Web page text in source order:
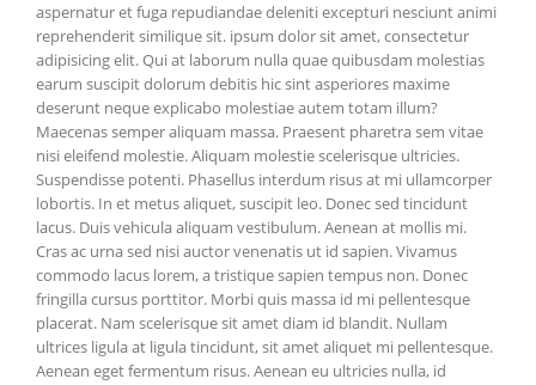
aspernatur et fuga repudiandae deleniti excepturi nesciunt animi
reprehenderit similique sit. ipsum dolor sit amet, consectetur
adipisicing elit. Qui at laborum nulla quae quibusdam molestias
earum suscipit dolorum debitis hic sint asperiores maxime
deserunt neque explicabo molestiae autem totam illum?
Maecenas semper aliquam massa. Praesent pharetra sem vitae
nisi eleifend molestie. Aliquam molestie scelerisque ultricies.
Suspendisse potenti. Phasellus interdum risus at mi ullamcorper
lobortis. In et metus aliquet, suscipit leo. Donec sed tincidunt
lacus. Duis vehicula aliquam vestibulum. Aenean at mollis mi.
Cras ac urna sed nisi auctor venenatis ut id sapien. Vivamus
commodo lacus lorem, a tristique sapien tempus non. Donec
fringilla cursus porttitor. Morbi quis massa id mi pellentesque
placerat. Nam scelerisque sit amet diam id blandit. Nullam
ultrices ligula at ligula tincidunt, sit amet aliquet mi pellentesque.
Aenean eget fermentum risus. Aenean eu ultricies nulla, id